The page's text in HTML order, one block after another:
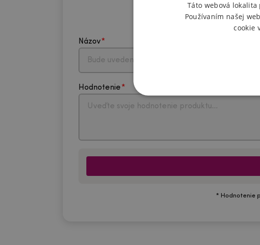
Názov
Hodnotenie
* Hodnotenie
Táto webová
Používaním našej
cookie